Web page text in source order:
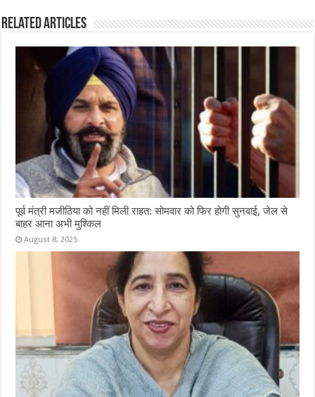
Related Articles
पूर्व मंत्री मजीठिया को नहीं मिली राहत: सोमवार को फिर होगी सुनवाई, जेल से
बाहर आना अभी मुश्किल
August 8, 2025